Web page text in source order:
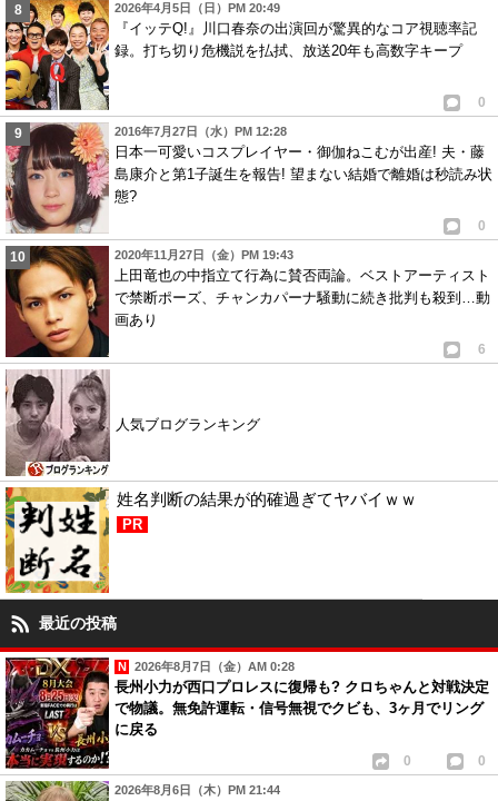
2026年4月5日（日）PM 20:49
『イッテQ!』川口春奈の出演回が驚異的なコア視聴率記
録。打ち切り危機説を払拭、放送20年も高数字キープ
0
2016年7月27日（水）PM 12:28
日本一可愛いコスプレイヤー・御伽ねこむが出産! 夫・藤
島康介と第1子誕生を報告! 望まない結婚で離婚は秒読み状
態?
0
2020年11月27日（金）PM 19:43
上田竜也の中指立て行為に賛否両論。ベストアーティスト
で禁断ポーズ、チャンカパーナ騒動に続き批判も殺到…動
画あり
6
人気ブログランキング
姓名判断の結果が的確過ぎてヤバイｗｗ
PR
最近の投稿
2026年8月7日（金）AM 0:28
長州小力が西口プロレスに復帰も? クロちゃんと対戦決定
で物議。無免許運転・信号無視でクビも、3ヶ月でリング
に戻る
0 0
2026年8月6日（木）PM 21:44